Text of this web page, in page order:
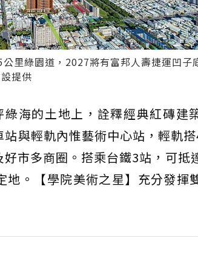
里綠園道，2027將有富邦人壽捷運凹子
提供
海的土地上，詮釋經典紅磚建
與輕軌內惟藝術中心站，輕軌
市多商圈。搭乘台鐵3站，可抵
。【學院美術之星】充分發揮